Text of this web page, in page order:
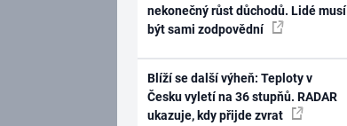
nekonečný růst důchodů. Lidé musí
být sami zodpovědní
Blíží se další výheň: Teploty v
Česku vyletí na 36 stupňů. RADAR
ukazuje, kdy přijde zvrat